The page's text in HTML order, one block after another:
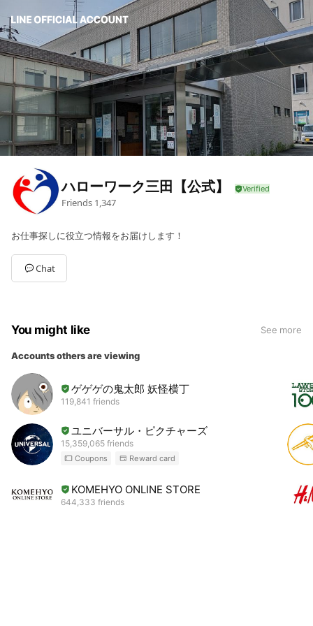
ハローワーク三田【公式】
Friends 1,347
お仕事探しに役立つ情報をお届けします！
Chat
You might like See more
Accounts others are viewing
ゲゲゲの鬼太郎 妖怪横丁
119,841 friends
ユニバーサル・ピクチャーズ
15,359,065 friends
Coupons Reward card
KOMEHYO ONLINE STORE
644,333 friends